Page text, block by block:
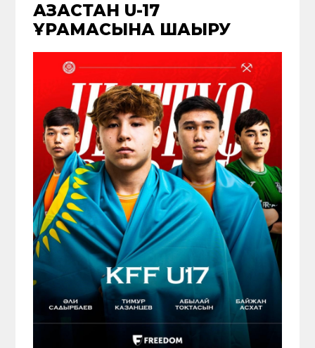
ҚАЗАҚСТАН U-17
ҚҰРАМАСЫНА ШАҚЫРУ